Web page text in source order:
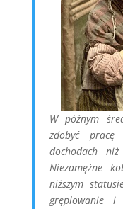
W późnym
zdobyć
dochodach
Niezamężne
niższym
gręplowanie i